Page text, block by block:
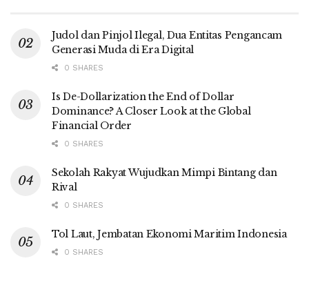
Judol dan Pinjol Ilegal, Dua Entitas Pengancam
Generasi Muda di Era Digital
0 SHARES
Is De-Dollarization the End of Dollar
Dominance? A Closer Look at the Global
Financial Order
0 SHARES
Sekolah Rakyat Wujudkan Mimpi Bintang dan
Rival
0 SHARES
Tol Laut, Jembatan Ekonomi Maritim Indonesia
0 SHARES